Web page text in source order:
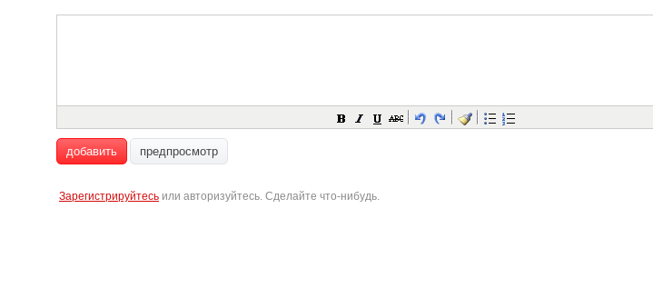
добавить предпросмотр
Зарегистрируйтесь или авторизуйтесь. Сделайте что-нибудь.